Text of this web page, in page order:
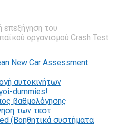
επεξήγηση του
οργανισμού Crash Test
New Car Assessment
αυτοκινήτων
dummies!
βαθμολόγησης
των τεστ
(Βοηθητικά συστήματα